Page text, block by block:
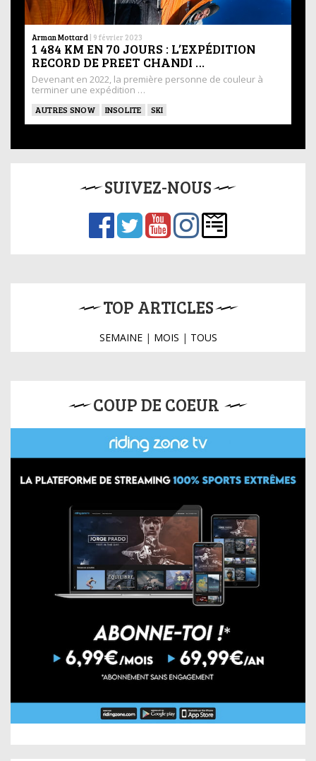
Arman Mottard | 9 février 2023
1 484 KM EN 70 JOURS : L’EXPÉDITION
RECORD DE PREET CHANDI …
Devenant en 2022, la première personne de couleur à
terminer une expédition …
AUTRES SNOW INSOLITE SKI
SUIVEZ-NOUS
TOP ARTICLES
SEMAINE| MOIS | TOUS
COUP DE COEUR